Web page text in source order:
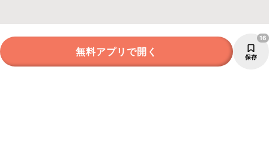
無料アプリで開く 保存
16